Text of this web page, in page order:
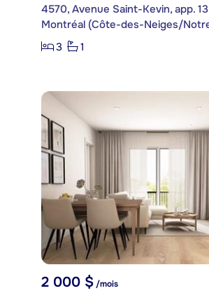
4570, Avenue Saint-Kevin, app. 13
3
1
2 000 $/mois